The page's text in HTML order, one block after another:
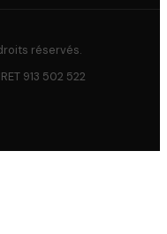
réservés.
913 502 522